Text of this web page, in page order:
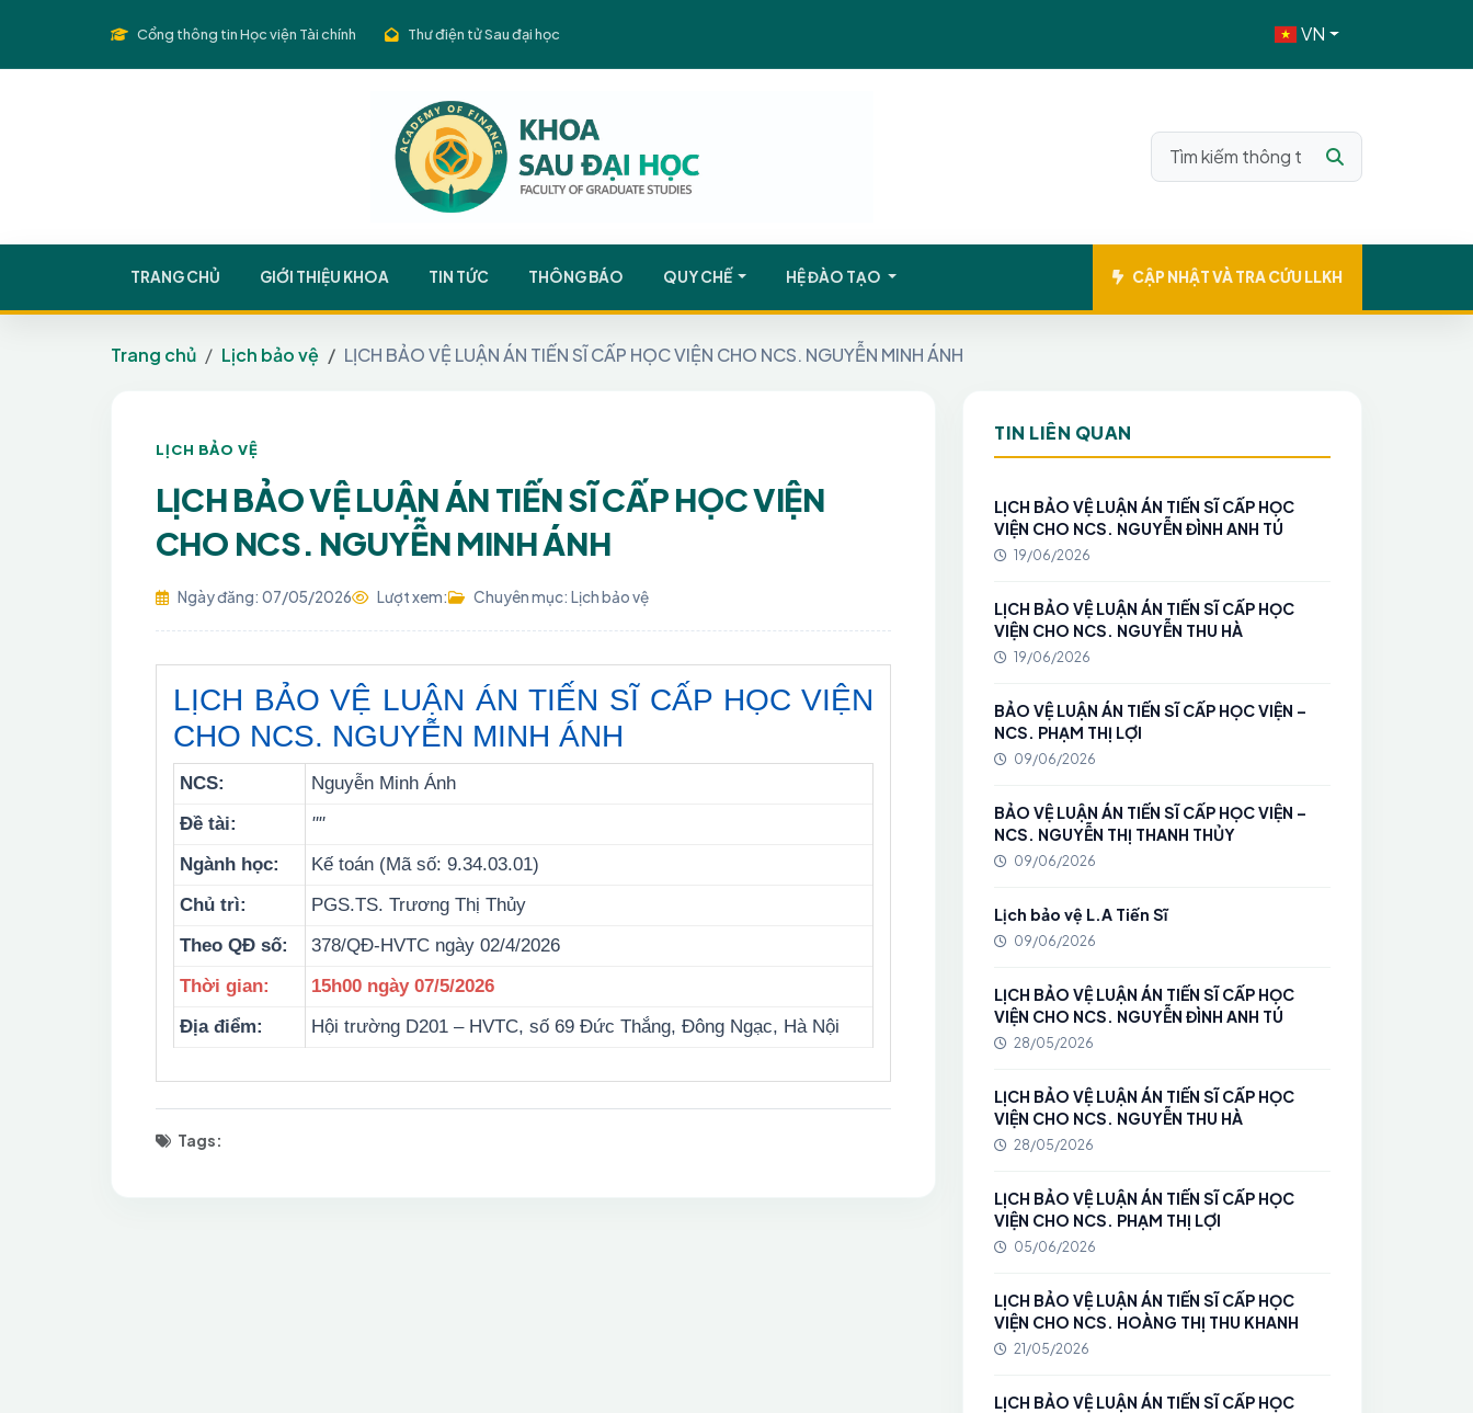
Cổng thông tin Học viện Tài chính Thư điện tử Sau đại học VN
TRANG CHỦ GIỚI THIỆU KHOA TIN TỨC THÔNG BÁO QUY CHẾ HỆ ĐÀO TẠO CẬP NHẬT VÀ TRA CỨU LLKH
Trang chủ Lịch bảo vệ LỊCH BẢO VỆ LUẬN ÁN TIẾN SĨ CẤP HỌC VIỆN CHO NCS. NGUYỄN MINH ÁNH
LỊCH BẢO VỆ
LỊCH BẢO VỆ LUẬN ÁN TIẾN SĨ CẤP HỌC VIỆN
CHO NCS. NGUYỄN MINH ÁNH
Ngày đăng: 07/05/2026 Lượt xem: Chuyên mục: Lịch bảo vệ
LỊCH BẢO VỆ LUẬN ÁN TIẾN SĨ CẤP HỌC VIỆN
CHO NCS. NGUYỄN MINH ÁNH
NCS:
Nguyễn Minh Ánh
Đề tài:
""
Ngành học:
Kế toán (Mã số: 9.34.03.01)
Chủ trì:
PGS.TS. Trương Thị Thủy
Theo QĐ số:
378/QĐ-HVTC ngày 02/4/2026
Thời gian:
15h00 ngày 07/5/2026
Địa điểm:
Hội trường D201 – HVTC, số 69 Đức Thắng, Đông Ngạc, Hà Nội
Tags:
TIN LIÊN QUAN
LỊCH BẢO VỆ LUẬN ÁN TIẾN SĨ CẤP HỌC
VIỆN CHO NCS. NGUYỄN ĐÌNH ANH TÚ
19/06/2026
LỊCH BẢO VỆ LUẬN ÁN TIẾN SĨ CẤP HỌC
VIỆN CHO NCS. NGUYỄN THU HÀ
19/06/2026
BẢO VỆ LUẬN ÁN TIẾN SĨ CẤP HỌC VIỆN –
NCS. PHẠM THỊ LỢI
09/06/2026
BẢO VỆ LUẬN ÁN TIẾN SĨ CẤP HỌC VIỆN –
NCS. NGUYỄN THỊ THANH THỦY
09/06/2026
Lịch bảo vệ L.A Tiến Sĩ
09/06/2026
LỊCH BẢO VỆ LUẬN ÁN TIẾN SĨ CẤP HỌC
VIỆN CHO NCS. NGUYỄN ĐÌNH ANH TÚ
28/05/2026
LỊCH BẢO VỆ LUẬN ÁN TIẾN SĨ CẤP HỌC
VIỆN CHO NCS. NGUYỄN THU HÀ
28/05/2026
LỊCH BẢO VỆ LUẬN ÁN TIẾN SĨ CẤP HỌC
VIỆN CHO NCS. PHẠM THỊ LỢI
05/06/2026
LỊCH BẢO VỆ LUẬN ÁN TIẾN SĨ CẤP HỌC
VIỆN CHO NCS. HOÀNG THỊ THU KHANH
21/05/2026
LỊCH BẢO VỆ LUẬN ÁN TIẾN SĨ CẤP HỌC